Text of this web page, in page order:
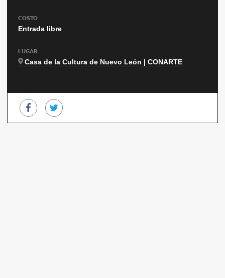
COSTO
Entrada libre
LUGAR
Casa de la Cultura de Nuevo León | CONARTE